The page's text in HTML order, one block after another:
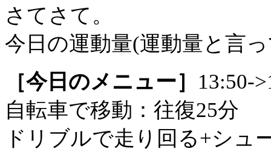
さてさて。
今日の運動量(運動量と言
［今日のメニュー］ 13:50-
自転車で移動：往復25分
ドリブルで走り回る+シュ